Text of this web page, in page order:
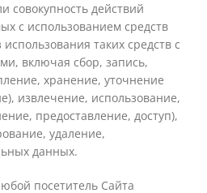
совокупность действий
с использованием средств
таких средств с
включая сбор, запись,
хранение, уточнение
извлечение, использование,
предоставление, доступ),
удаление,
данных.
посетитель Сайта